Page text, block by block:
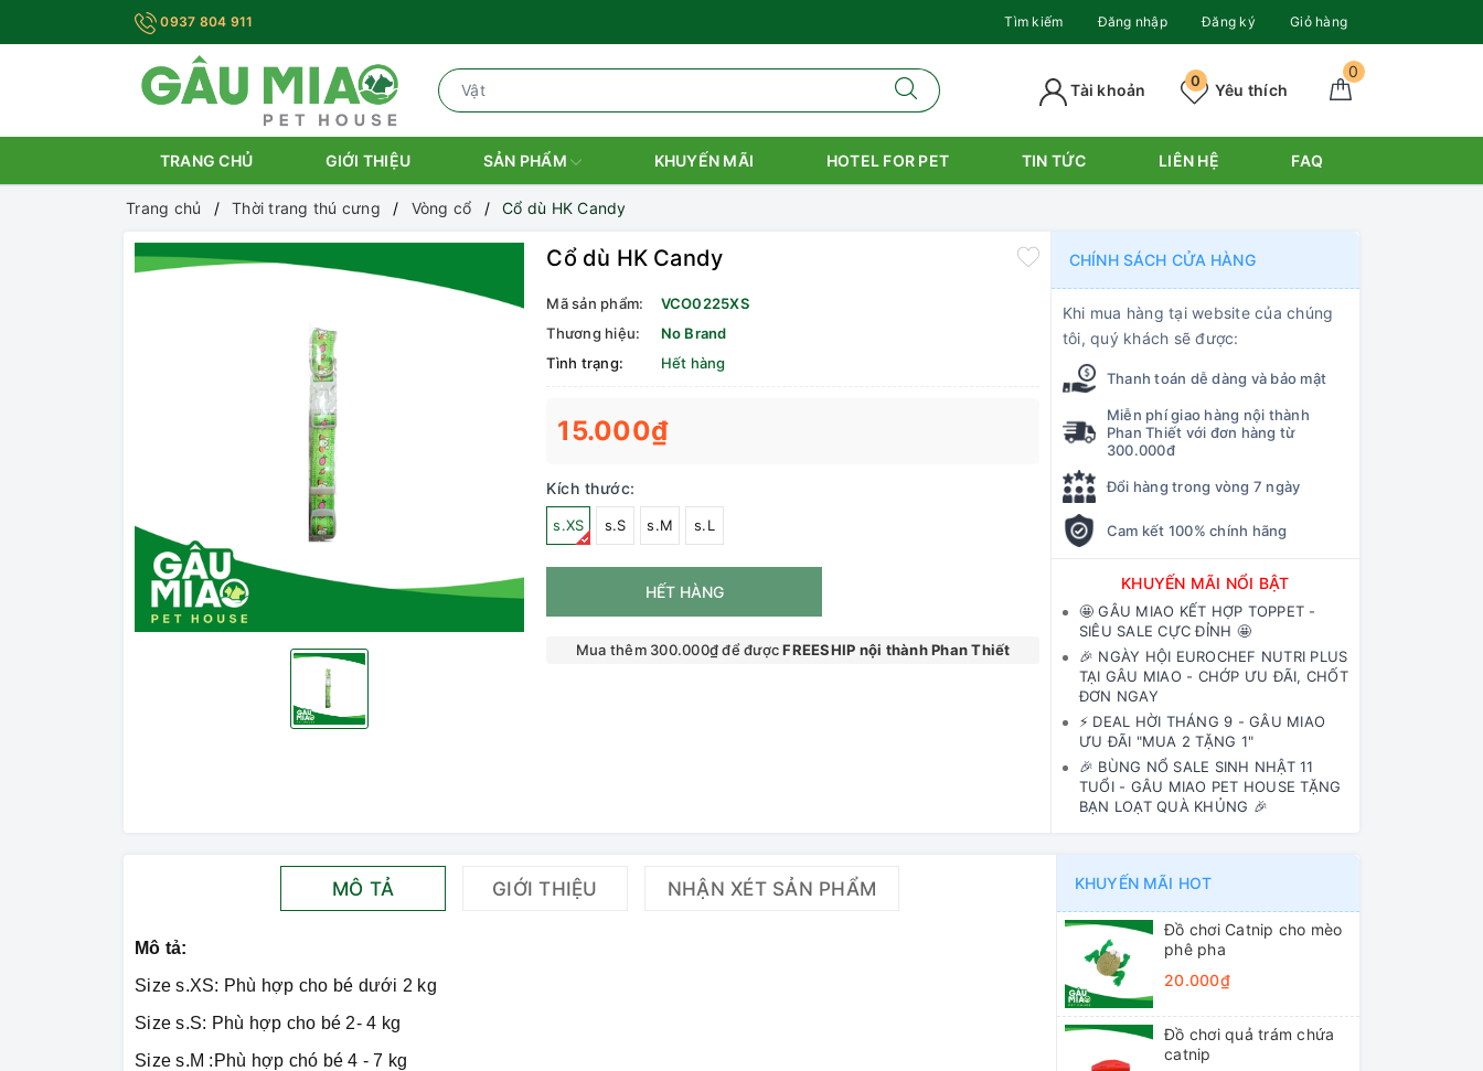
0937 804 911 Tìm kiếm Đăng nhập Đăng ký Giỏ hàng
0
Yêu thích
0
Tài khoản
TRANG CHỦ GIỚI THIỆU SẢN PHẨM KHUYẾN MÃI HOTEL FOR PET TIN TỨC LIÊN HỆ FAQ
Trang chủ Thời trang thú cưng Vòng cổ Cổ dù HK Candy
Cổ dù HK Candy
Mã sản phẩm:
VCO0225XS
Thương hiệu:
No Brand
Tình trạng:
Hết hàng
15.000₫
Kích thước:
s.XS s.S s.M s.L
HẾT HÀNG
Mua thêm 300.000₫ để đượcFREESHIP nội thành Phan Thiết
CHÍNH SÁCH CỬA HÀNG
Khi mua hàng tại website của chúng
tôi, quý khách sẽ được:
Thanh toán dễ dàng và bảo mật
Miễn phí giao hàng nội thành
Phan Thiết với đơn hàng từ
300.000đ
Đổi hàng trong vòng 7 ngày
Cam kết 100% chính hãng
KHUYẾN MÃI NỔI BẬT
🤩 GÂU MIAO KẾT HỢP TOPPET -
SIÊU SALE CỰC ĐỈNH 🤩
🎉 NGÀY HỘI EUROCHEF NUTRI PLUS
TẠI GÂU MIAO - CHỚP ƯU ĐÃI, CHỐT
ĐƠN NGAY
⚡️ DEAL HỜI THÁNG 9 - GÂU MIAO
ƯU ĐÃI "MUA 2 TẶNG 1"
🎉 BÙNG NỔ SALE SINH NHẬT 11
TUỔI - GÂU MIAO PET HOUSE TẶNG
BẠN LOẠT QUÀ KHỦNG 🎉
MÔ TẢ GIỚI THIỆU NHẬN XÉT SẢN PHẨM
Mô tả:
Size s.XS: Phù hợp cho bé dưới 2 kg
Size s.S: Phù hợp cho bé 2- 4 kg
Size s.M :Phù hợp chó bé 4 - 7 kg
KHUYẾN MÃI HOT
Đồ chơi Catnip cho mèo
phê pha
20.000₫
Đồ chơi quả trám chứa
catnip